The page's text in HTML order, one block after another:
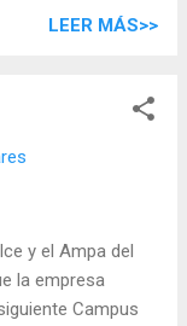
LEER MÁS>>
y el Ampa del
la empresa
Campus